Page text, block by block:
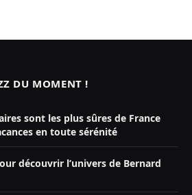
DU MOMENT !
sont les plus sûres de France
en toute sérénité
découvrir l’univers de Bernard